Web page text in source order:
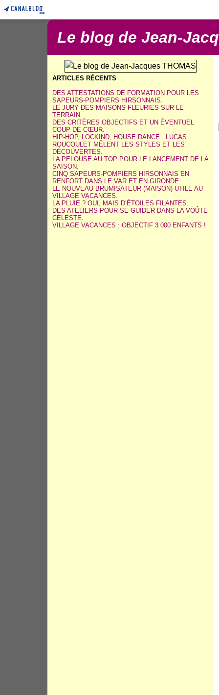
Le blog de Jean-
ARTICLES RÉCENTS
DES ATTESTATIONS DE FORMATION POUR LES
SAPEURS-POMPIERS HIRSONNAIS.
LE JURY DES MAISONS FLEURIES SUR LE
TERRAIN.
DES CRITÈRES OBJECTIFS ET UN ÉVENTUEL
COUP DE CŒUR.
HIP-HOP, LOCKIND, HOUSE DANCE : LUCAS
ROUCOULET MÊLENT LES STYLES ET LES
DÉCOUVERTES.
LA PELOUSE AU TOP POUR LE LANCEMENT DE LA
SAISON.
CINQ SAPEURS-POMPIERS HIRSONNAIS EN
RENFORT DANS LE VAR ET EN GIRONDE.
LE NOUVEAU BRUMISATEUR (MAISON) UTILE AU
VILLAGE VACANCES.
LA PLUIE ? OUI, MAIS D’ÉTOILES FILANTES.
DES ATELIERS POUR SE GUIDER DANS LA VOÛTE
CÉLESTE.
VILLAGE VACANCES : OBJECTIF 3 000 ENFANTS !